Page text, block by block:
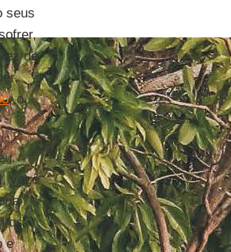
seus
de
, o
você
os
e